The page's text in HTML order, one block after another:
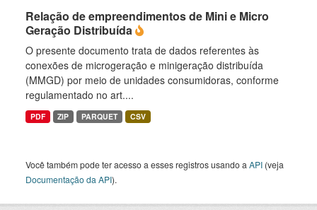
Relação de empreendimentos de Mini e Micro
Geração Distribuída
O presente documento trata de dados referentes às
conexões de microgeração e minigeração distribuída
(MMGD) por meio de unidades consumidoras, conforme
regulamentado no art....
PDF ZIP PARQUET CSV
Você também pode ter acesso a esses registros usando a API (veja
Documentação da API).